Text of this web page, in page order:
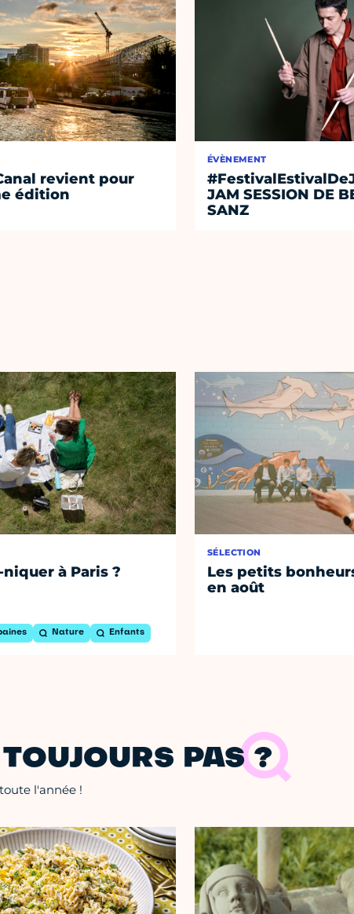
revient pour
édition
ÉVÈNEMENT
JAM SESSION DE
SANZ
à Paris ?
Nature Enfants
SÉLECTION
Les petits
en août
PAS ?
l'année !